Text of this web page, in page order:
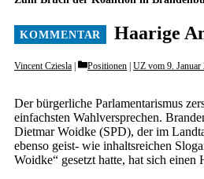
Haarige
Vincent Cziesla Categories
Positionen UZ vom 9. Januar
Der bürgerliche Parlamentarismus
einfachsten Wahlversprechen.
Dietmar Woidke (SPD), der im
ebenso geist- wie inhaltsreichen
Woidke“ gesetzt hatte, hat sich einen